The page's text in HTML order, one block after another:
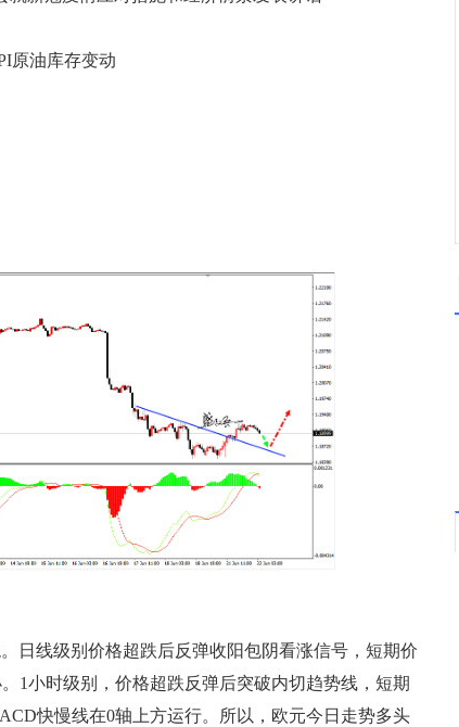
原油库存变动
线级别价格超跌后反弹收阳包阴看涨信号，短期价
1小时级别，价格超跌反弹后突破内切趋势线，短期
快慢线在0轴上方运行。所以，欧元今日走势多头